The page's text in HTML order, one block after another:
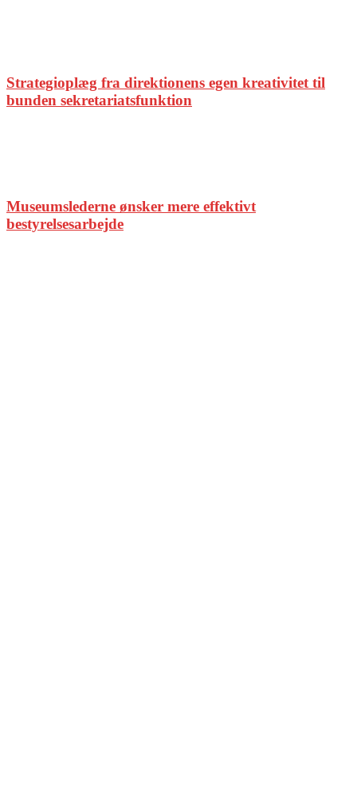
Strategioplæg fra direktionens egen kreativitet til
bunden sekretariatsfunktion
Museumslederne ønsker mere effektivt
bestyrelsesarbejde